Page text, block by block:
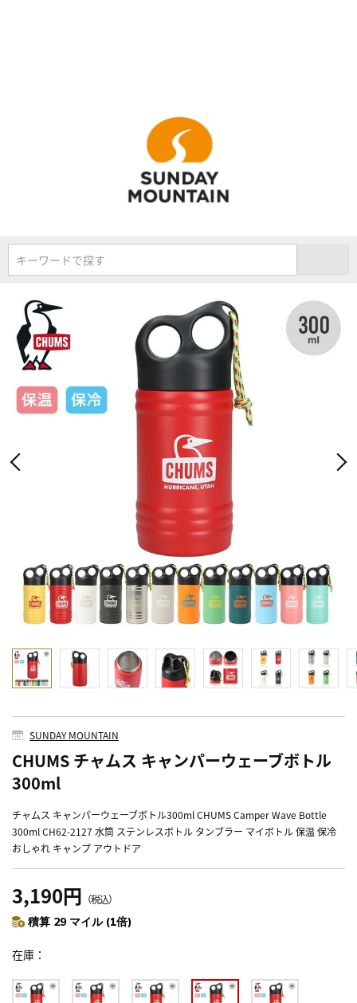
キーワードで探す
SUNDAY MOUNTAIN
CHUMS チャムス キャンパーウェーブボトル
300ml
チャムス キャンパーウェーブボトル300ml CHUMS Camper Wave Bottle
300ml CH62-2127 水筒 ステンレスボトル タンブラー マイボトル 保温 保冷
おしゃれ キャンプ アウトドア
3,190円 （税込）
積算 29 マイル (1倍)
在庫